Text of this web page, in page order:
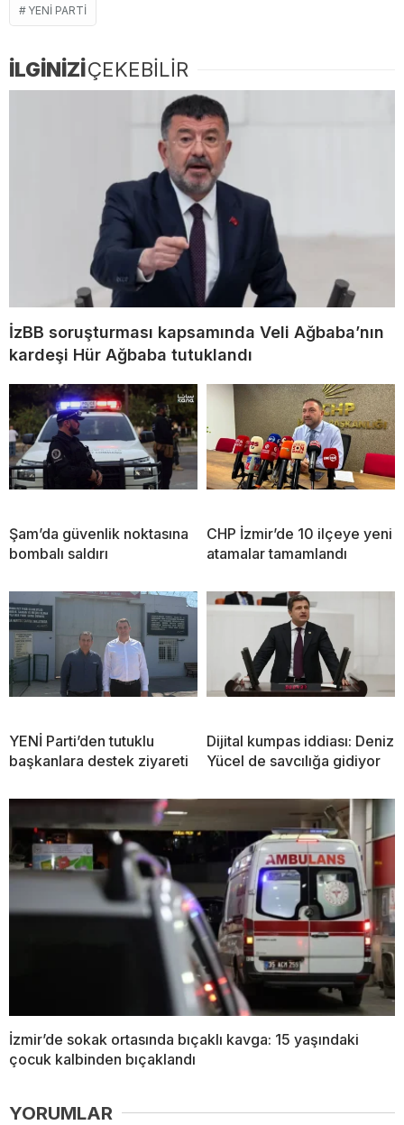
YENI PARTI
İLGİNİZİÇEKEBİLİR
İzBB soruşturması kapsamında Veli Ağbaba’nın
kardeşi Hür Ağbaba tutuklandı
Şam’da güvenlik noktasına
bombalı saldırı
CHP İzmir’de 10 ilçeye yeni
atamalar tamamlandı
YENİ Parti’den tutuklu
başkanlara destek ziyareti
Dijital kumpas iddiası: Deniz
Yücel de savcılığa gidiyor
İzmir’de sokak ortasında bıçaklı kavga: 15 yaşındaki
çocuk kalbinden bıçaklandı
YORUMLAR